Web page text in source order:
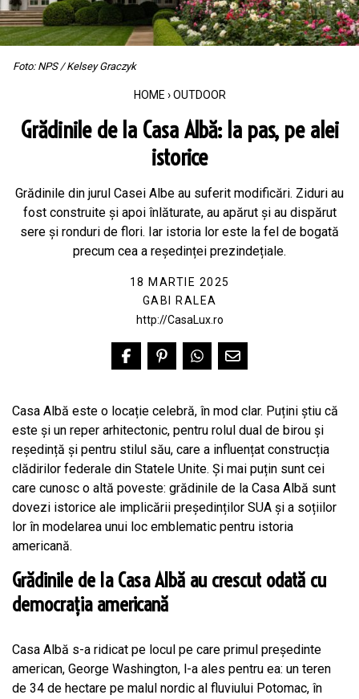
Foto: NPS / Kelsey Graczyk
HOME › OUTDOOR
Grădinile de la Casa Albă: la pas, pe alei
istorice
Grădinile din jurul Casei Albe au suferit modificări. Ziduri au
fost construite și apoi înlăturate, au apărut și au dispărut
sere și ronduri de flori. Iar istoria lor este la fel de bogată
precum cea a reședinței prezindețiale.
18 MARTIE 2025
GABI RALEA
http://CasaLux.ro
Casa Albă este o locație celebră, în mod clar. Puțini știu că
este și un reper arhitectonic, pentru rolul dual de birou și
reședință și pentru stilul său, care a influențat construcția
clădirilor federale din Statele Unite. Și mai puțin sunt cei
care cunosc o altă poveste: grădinile de la Casa Albă sunt
dovezi istorice ale implicării președinților SUA și a soțiilor
lor în modelarea unui loc emblematic pentru istoria
americană.
Grădinile de la Casa Albă au crescut odată cu
democrația americană
Casa Albă s-a ridicat pe locul pe care primul președinte
american, George Washington, l-a ales pentru ea: un teren
de 34 de hectare pe malul nordic al fluviului Potomac, în